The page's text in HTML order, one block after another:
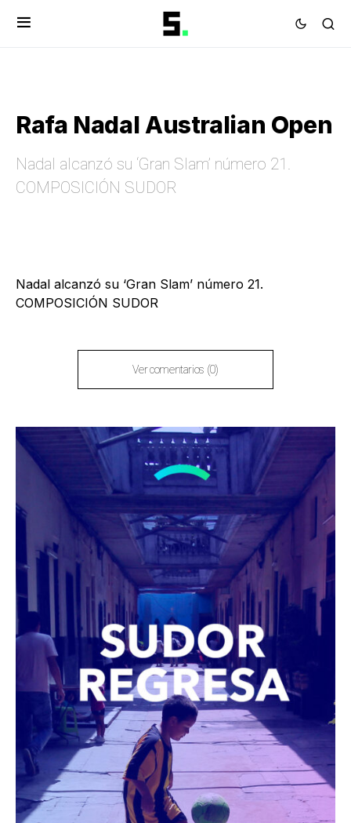
Rafa Nadal Australian Open
Nadal alcanzó su ‘Gran Slam’ número 21.
COMPOSICIÓN SUDOR
Nadal alcanzó su ‘Gran Slam’ número 21.
COMPOSICIÓN SUDOR
Ver comentarios (0)